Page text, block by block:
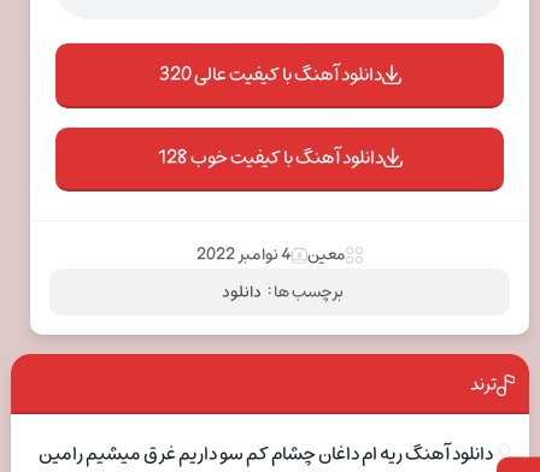
دانلود آهنگ با کیفیت عالی 320
دانلود آهنگ با کیفیت خوب 128
معین 4 نوامبر 2022
برچسب ها : دانلود
ترند
دانلود آهنگ ریه ام داغان چشام کم سو داریم غرق میشیم رامین